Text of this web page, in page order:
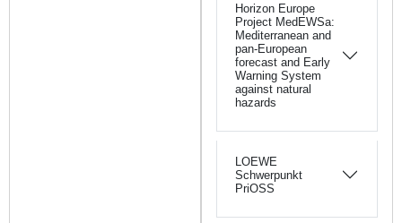
Horizon Europe
Project MedEWSa:
Mediterranean and
pan-European
forecast and Early
Warning System
against natural
hazards
LOEWE
Schwerpunkt
PriOSS